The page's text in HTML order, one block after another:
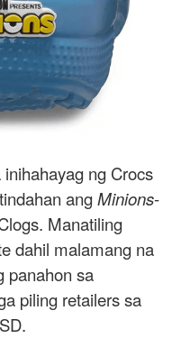
ng Crocs
angMinions-
Manatiling
dahil malamang na
panahon sa
piling retailers sa